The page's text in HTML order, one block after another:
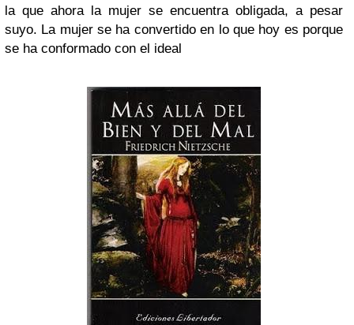
la que ahora la mujer se encuentra obligada, a pesar
suyo. La mujer se ha convertido en lo que hoy es porque
se ha conformado con el ideal